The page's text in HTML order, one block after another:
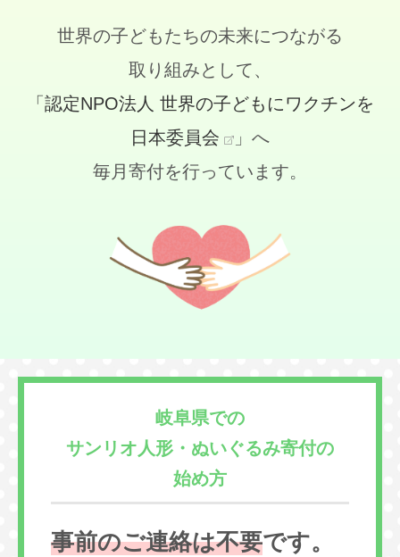
世界の子どもたちの未来につながる
取り組みとして、
「認定NPO法人 世界の子どもにワクチンを
日本委員会
」へ
毎月寄付を行っています。
岐阜県での
サンリオ人形・ぬいぐるみ寄付の
始め方
事前のご連絡は不要です。